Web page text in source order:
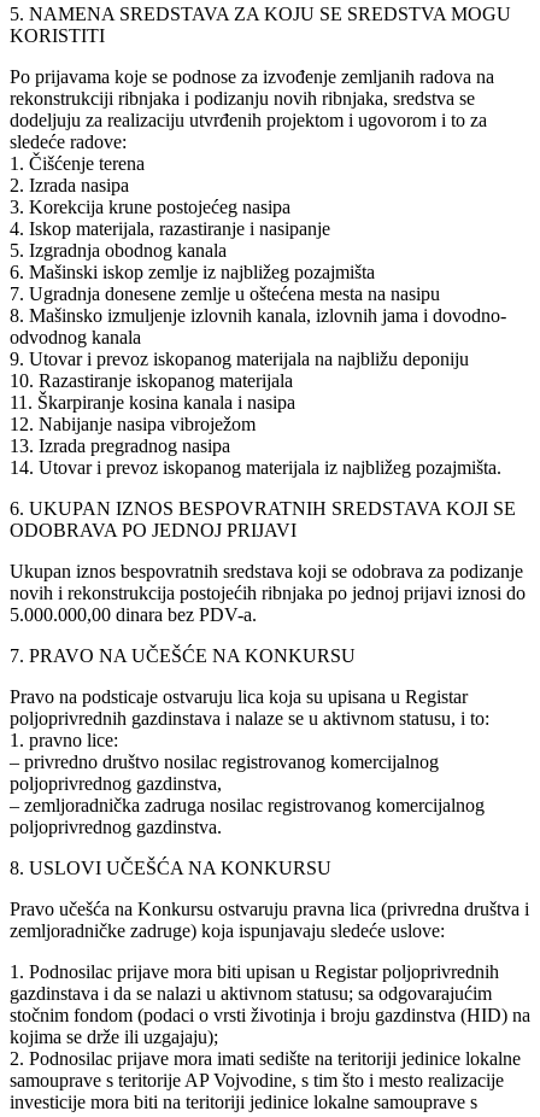
5. NAMENA SREDSTAVA ZA KOJU SE SREDSTVA MOGU
KORISTITI
Po prijavama koje se podnose za izvođenje zemljanih radova na
rekonstrukciji ribnjaka i podizanju novih ribnjaka, sredstva se
dodeljuju za realizaciju utvrđenih projektom i ugovorom i to za
sledeće radove:
1. Čišćenje terena
2. Izrada nasipa
3. Korekcija krune postojećeg nasipa
4. Iskop materijala, razastiranje i nasipanje
5. Izgradnja obodnog kanala
6. Mašinski iskop zemlje iz najbližeg pozajmišta
7. Ugradnja donesene zemlje u oštećena mesta na nasipu
8. Mašinsko izmuljenje izlovnih kanala, izlovnih jama i dovodno-
odvodnog kanala
9. Utovar i prevoz iskopanog materijala na najbližu deponiju
10. Razastiranje iskopanog materijala
11. Škarpiranje kosina kanala i nasipa
12. Nabijanje nasipa vibroježom
13. Izrada pregradnog nasipa
14. Utovar i prevoz iskopanog materijala iz najbližeg pozajmišta.
6. UKUPAN IZNOS BESPOVRATNIH SREDSTAVA KOJI SE
ODOBRAVA PO JEDNOJ PRIJAVI
Ukupan iznos bespovratnih sredstava koji se odobrava za podizanje
novih i rekonstrukcija postojećih ribnjaka po jednoj prijavi iznosi do
5.000.000,00 dinara bez PDV-a.
7. PRAVO NA UČEŠĆE NA KONKURSU
Pravo na podsticaje ostvaruju lica koja su upisana u Registar
poljoprivrednih gazdinstava i nalaze se u aktivnom statusu, i to:
1. pravno lice:
– privredno društvo nosilac registrovanog komercijalnog
poljoprivrednog gazdinstva,
– zemljoradnička zadruga nosilac registrovanog komercijalnog
poljoprivrednog gazdinstva.
8. USLOVI UČEŠĆA NA KONKURSU
Pravo učešća na Konkursu ostvaruju pravna lica (privredna društva i
zemljoradničke zadruge) koja ispunjavaju sledeće uslove:
1. Podnosilac prijave mora biti upisan u Registar poljoprivrednih
gazdinstava i da se nalazi u aktivnom statusu; sa odgovarajućim
stočnim fondom (podaci o vrsti životinja i broju gazdinstva (HID) na
kojima se drže ili uzgajaju);
2. Podnosilac prijave mora imati sedište na teritoriji jedinice lokalne
samouprave s teritorije AP Vojvodine, s tim što i mesto realizacije
investicije mora biti na teritoriji jedinice lokalne samouprave s